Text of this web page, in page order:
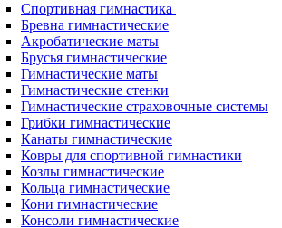
Спортивная гимнастика
Бревна гимнастические
Акробатические маты
Брусья гимнастические
Гимнастические маты
Гимнастические стенки
Гимнастические страховочные системы
Грибки гимнастические
Канаты гимнастические
Ковры для спортивной гимнастики
Козлы гимнастические
Кольца гимнастические
Кони гимнастические
Консоли гимнастические